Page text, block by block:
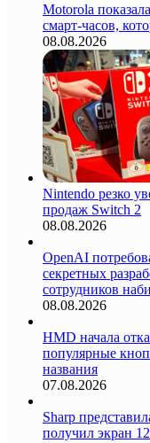
Motorola
смарт-часов,
08.08.2026
Nintendo резко
продаж Switch 2
08.08.2026
OpenAI
секретных
сотрудников
08.08.2026
HMD начала
популярные
названия
07.08.2026
Sharp
получил экран